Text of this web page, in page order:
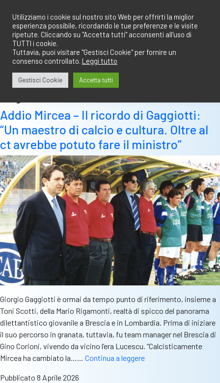
contenuto
Addio Mircea – Il ricordo di Gaggiotti:
“Un maestro di calcio e cultura. Oltre al
ct avrebbe potuto fare il ministro”
Giorgio Gaggiotti è ormai da tempo punto di riferimento, insieme a
Toni Scotti, della Mario Rigamonti, realtà di spicco del panorama
dilettantistico giovanile a Brescia e in Lombardia. Prima di iniziare
il suo percorso in granata, tuttavia, fu team manager nel Brescia di
Gino Corioni, vivendo da vicino l’era Lucescu. “Calcisticamente
Mircea ha cambiato la…… Continua a leggereAddio
Pubblicato 8 Aprile 2026
Utilizziamo i cookie sul nostro sito Web per offrirti la miglior
esperienza possibile, ricordando le tue preferenze e le visite
ripetute. Cliccando su "Accetta tutti" acconsenti all'uso di
TUTTI i cookie.
Tuttavia, puoi visitare "Gestisci Cookie" per fornire un
consenso controllato. Leggi tutto
Gestisci Cookie Accetta tutti